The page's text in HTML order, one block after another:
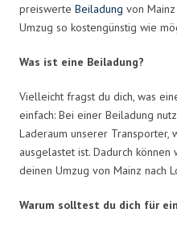
preiswerte Beiladung von
Umzug so kostengünstig wie
Was ist eine Beiladung?
Vielleicht fragst du dich, was
einfach: Bei einer Beiladung
Laderaum unserer Transporter,
ausgelastet ist. Dadurch
deinen Umzug von Mainz nach
Warum solltest du dich für